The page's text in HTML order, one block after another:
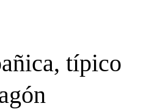
típico